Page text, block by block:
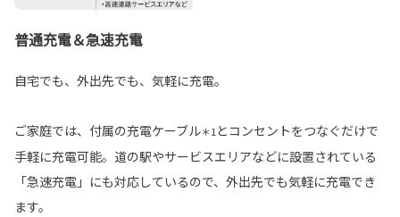
普通充電＆急速充電
自宅でも、外出先でも、気軽に充電。
ご家庭では、付属の充電ケーブル＊1とコンセントをつなぐだけで
手軽に充電可能。道の駅やサービスエリアなどに設置されている
「急速充電」にも対応しているので、外出先でも気軽に充電でき
ます。